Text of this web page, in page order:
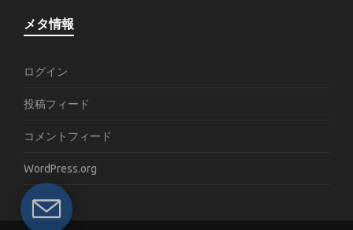
メタ情報
ログイン
投稿フィード
コメントフィード
WordPress.org